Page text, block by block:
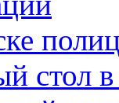
стол